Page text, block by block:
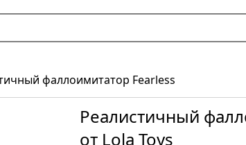
фаллоимитатор Fearless
Реалистичный
от Lola Toys